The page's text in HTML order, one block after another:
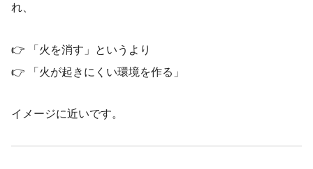
れ、
👉 「火を消す」というより
👉 「火が起きにくい環境を作る」
イメージに近いです。